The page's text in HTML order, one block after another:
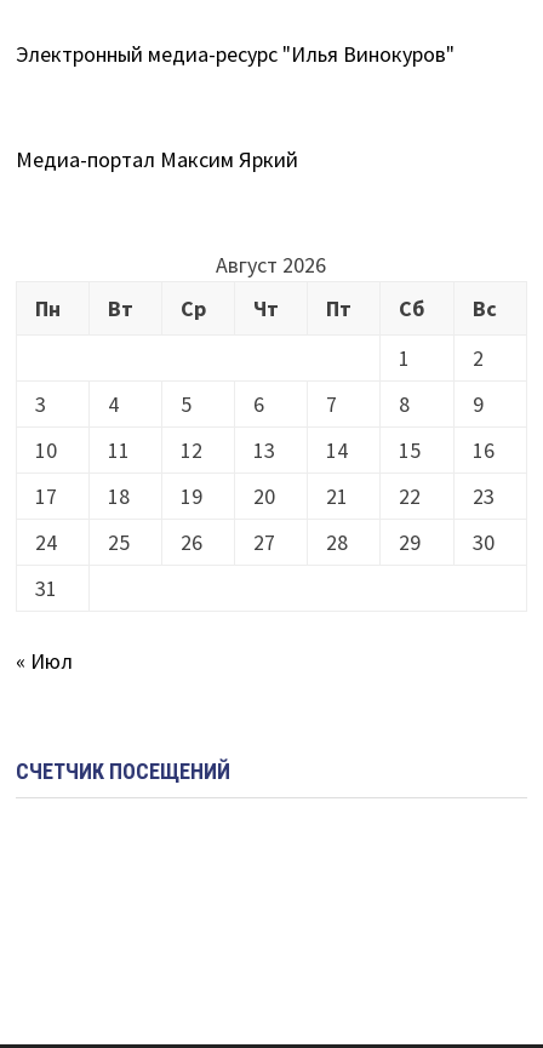
Электронный медиа-ресурс "Илья Винокуров"
Медиа-портал Максим Яркий
Август 2026
Пн
Вт Ср Чт Пт Сб
Вс
1
2
3
4 5 6 7 8
9
10
11 12 13 14 15
16
17
18 19 20 21 22
23
24
25 26 27 28 29
30
31
« Июл
СЧЕТЧИК ПОСЕЩЕНИЙ